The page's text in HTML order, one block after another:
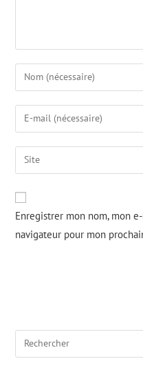
Enregistrer mon nom, mon
navigateur pour mon